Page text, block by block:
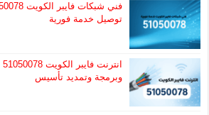
توصيل خدمة فورية
وبرمجة وتمديد تأسيس